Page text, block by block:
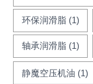
环保润滑脂 (1)
轴承润滑脂 (1)
静魔空压机油 (1)